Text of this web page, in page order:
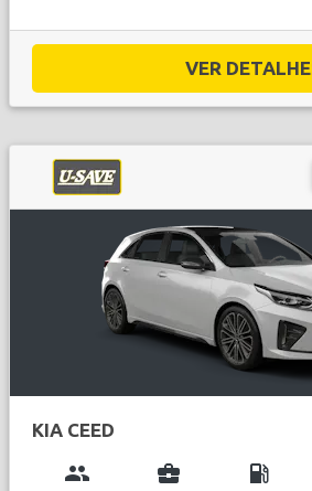
VER
KIA CEED
group business_center local_gas_station